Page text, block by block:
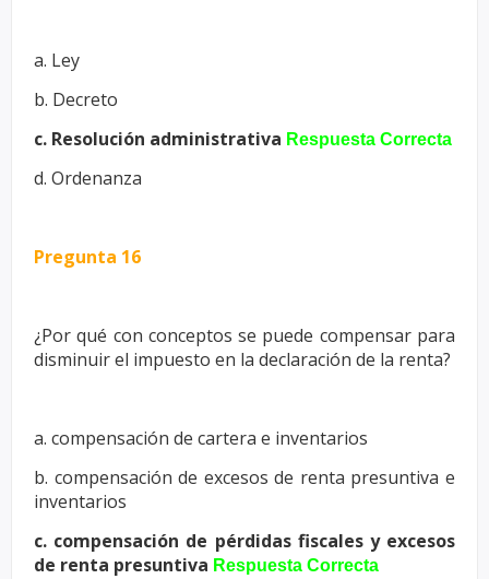
a. Ley
b. Decreto
c. Resolución administrativa Respuesta Correcta
d. Ordenanza
Pregunta 16
¿Por qué con conceptos se puede compensar para
disminuir el impuesto en la declaración de la renta?
a. compensación de cartera e inventarios
b. compensación de excesos de renta presuntiva e
inventarios
c. compensación de pérdidas fiscales y excesos
de renta presuntiva Respuesta Correcta